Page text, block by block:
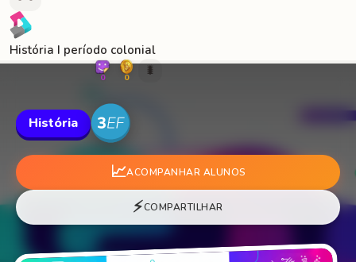
História I período colonial
0 0 🐛
História
📈ACOMPANHAR ALUNOS
⚡COMPARTILHAR